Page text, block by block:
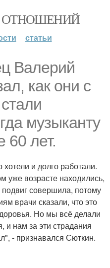
ОТНОШЕНИЙ
статьи
Валерий
как они с
музыканту
60 лет.
и долго работали.
уже возрасте находились,
совершила, потому
врачи сказали, что это
Но мы всё делали
и нам за эти страдания
- признавался Сюткин.